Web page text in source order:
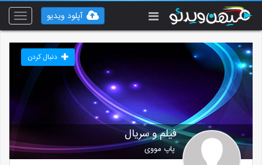
Toggle
آپلود ویدیو
فیلم و سریال
پاپ مووی
دنبال کردن